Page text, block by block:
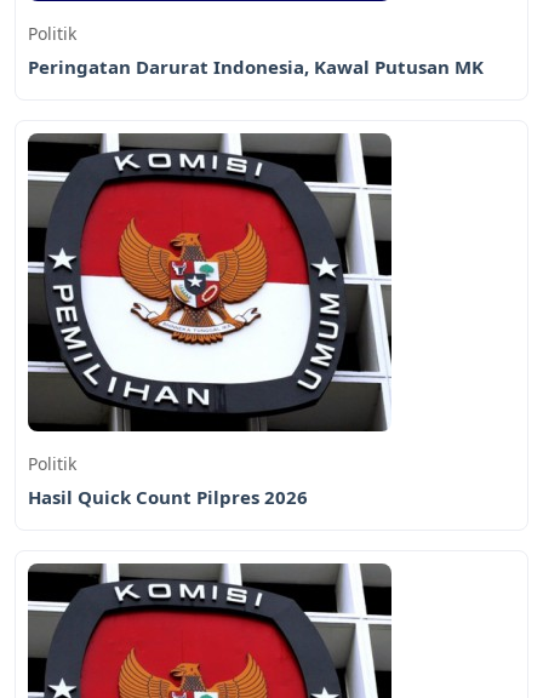
Politik
Peringatan Darurat Indonesia, Kawal Putusan MK
Politik
Hasil Quick Count Pilpres 2026